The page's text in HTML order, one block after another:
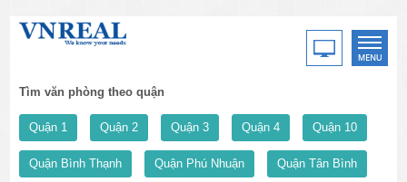
Tìm văn phòng theo quận
Quận 1 Quận 2 Quận 3 Quận 4 Quận 10
Quận Bình Thạnh Quận Phú Nhuận Quận Tân Bình